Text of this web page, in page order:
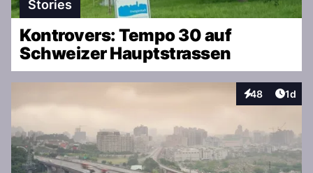
Stories
Kontrovers: Tempo 30 auf
Schweizer Hauptstrassen
48
Interaktionen
1d